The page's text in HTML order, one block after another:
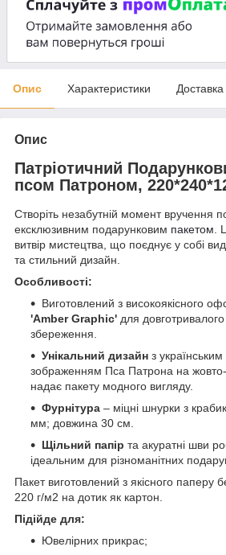
Опис Характеристики Доставка
Опис
Патріотичний
псом Патроном,
Створіть незабутній момент вручення
ексклюзивним подарунковим пакетом .
витвір мистецтва, що поєднує у собі
та стильний дизайн.
Особливості:
Виготовлений з високоякісного
'Amber Graphic' для
збереження.
Унікальний дизайн з
зображенням Пса Патрона на жовто-
надає пакету модного вигляду.
Фурнітура – міцні шнурки з
мм; довжина 30 см.
Щільний папір та акуратні шви
ідеальним для різноманітних
Пакет виготовлений з якісного паперу
220 г/м2 на дотик як картон.
Підійде для:
Ювелірних прикрас;